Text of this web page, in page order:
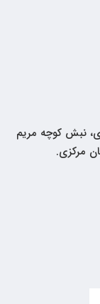
نبش کوچه مریم
مرکزی.